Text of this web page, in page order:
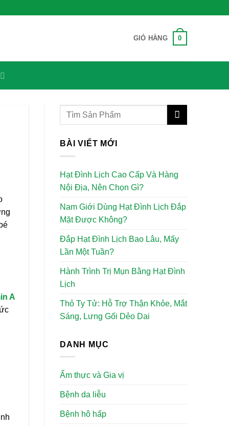
GIỎ HÀNG 0
A
BÀI VIẾT MỚI
Hạt Đình Lịch Cao Cấp Và Hàng
Nội Địa, Nên Chọn Gì?
Nam Giới Dùng Hạt Đình Lịch Đắp
Mặt Được Không?
Đắp Hạt Đình Lịch Bao Lâu, Mấy
Lần Một Tuần?
Hành Trình Trị Mụn Bằng Hạt Đình
Lịch
Thỏ Ty Tử: Hỗ Trợ Thận Khỏe, Mắt
Sáng, Lưng Gối Dẻo Dai
DANH MỤC
Ẩm thực và Gia vị
Bệnh da liễu
Bệnh hô hấp